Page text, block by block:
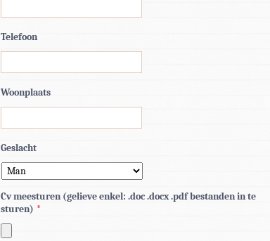
Telefoon
Woonplaats
Geslacht
Cv meesturen (gelieve enkel: .doc .docx .pdf bestanden in te
sturen) *